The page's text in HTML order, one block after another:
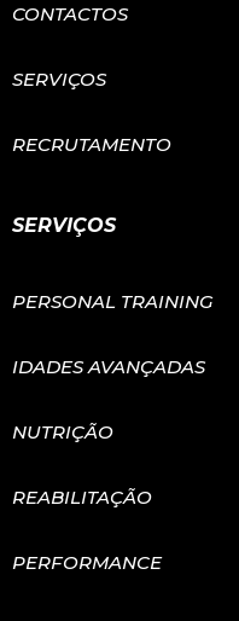
CONTACTOS
SERVIÇOS
RECRUTAMENTO
SERVIÇOS
PERSONAL TRAINING
IDADES AVANÇADAS
NUTRIÇÃO
REABILITAÇÃO
PERFORMANCE